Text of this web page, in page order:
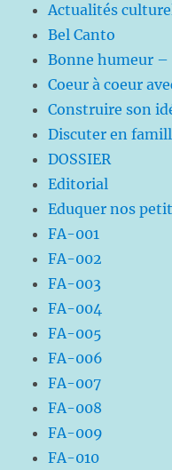
Actualités
Bel Canto
Bonne humeur –
Coeur à coeur
Construire son
Discuter en
DOSSIER
Editorial
Eduquer nos
FA-001
FA-002
FA-003
FA-004
FA-005
FA-006
FA-007
FA-008
FA-009
FA-010